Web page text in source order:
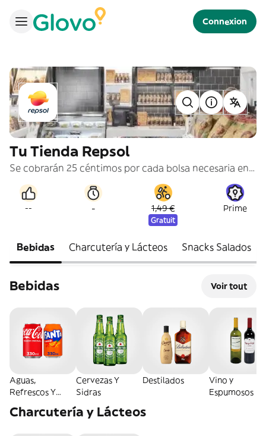
Connexion
Tu Tienda Repsol
Se cobrarán 25 céntimos por cada bolsa necesaria en tu pedido.
-- - 1,49 €
Gratuit
Prime
Bebidas Charcutería y Lácteos Snacks Salados
Bebidas Voir tout
Aguas,
Refrescos Y
Cervezas Y
Sidras
Destilados
Vino y
Espumosos
Charcutería y Lácteos